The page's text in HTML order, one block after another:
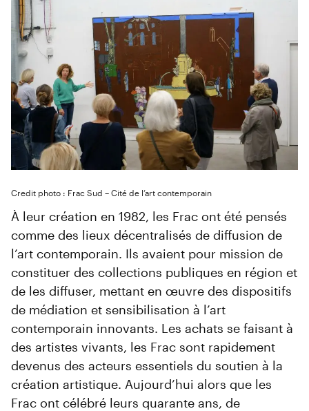
Credit photo : Frac Sud – Cité de l’art contemporain
À leur création en 1982, les Frac ont été pensés
comme des lieux décentralisés de diffusion de
l’art contemporain. Ils avaient pour mission de
constituer des collections publiques en région et
de les diffuser, mettant en œuvre des dispositifs
de médiation et sensibilisation à l’art
contemporain innovants. Les achats se faisant à
des artistes vivants, les Frac sont rapidement
devenus des acteurs essentiels du soutien à la
création artistique. Aujourd’hui alors que les
Frac ont célébré leurs quarante ans, de